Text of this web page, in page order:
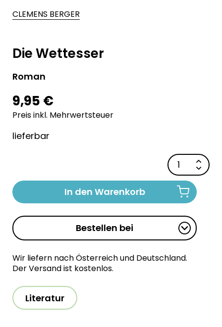
CLEMENS BERGER
Die Wettesser
Roman
9,95 €
Preis inkl. Mehrwertsteuer
lieferbar
In den Warenkorb
Bestellen bei
Wir liefern nach Österreich und Deutschland.
Der Versand ist kostenlos.
Literatur